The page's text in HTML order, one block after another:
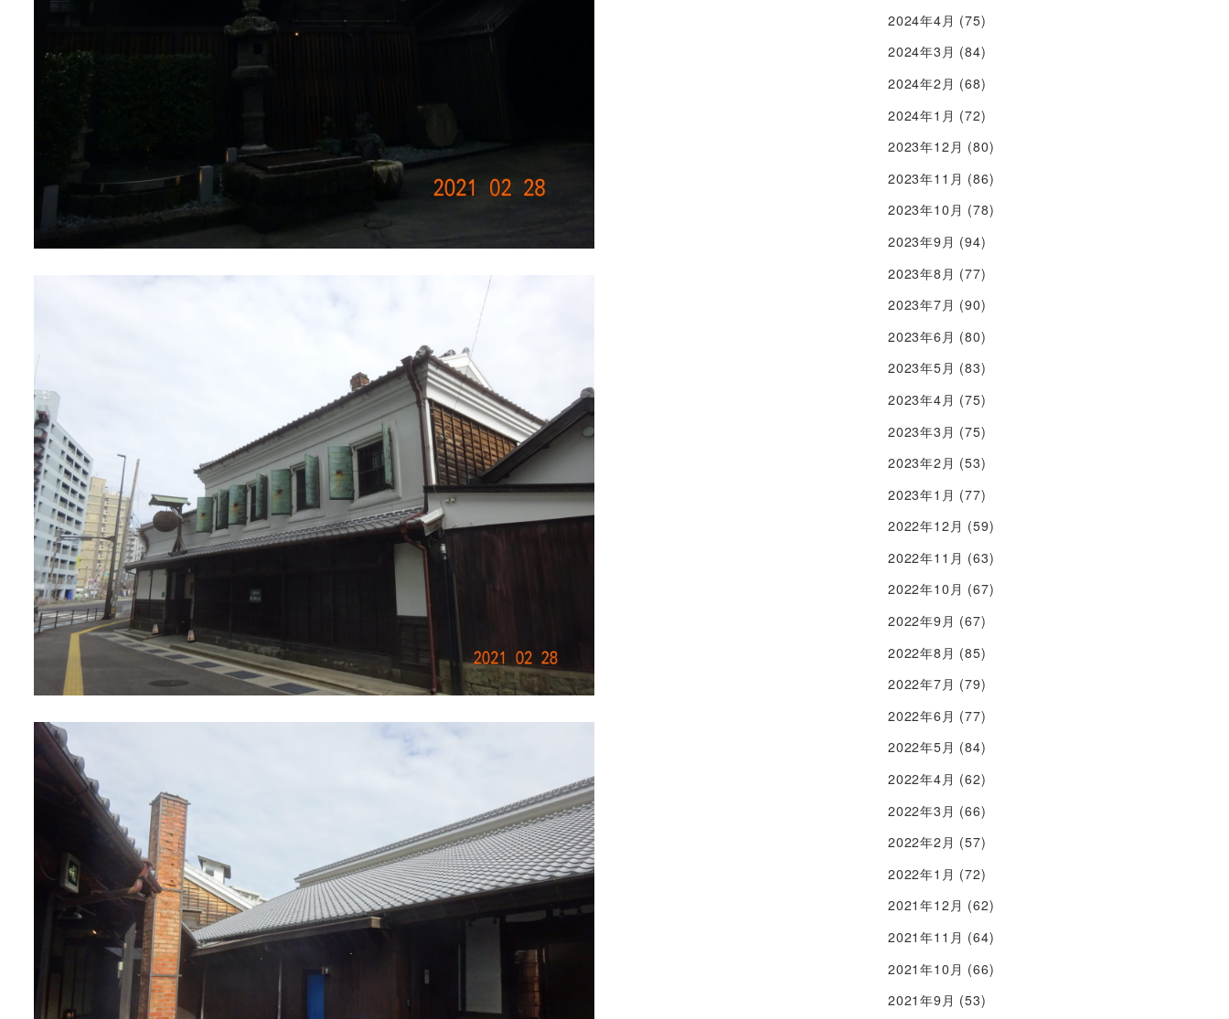
2024年4月 (75)
2024年3月 (84)
2024年2月 (68)
2024年1月 (72)
2023年12月 (80)
2023年11月 (86)
2023年10月 (78)
2023年9月 (94)
2023年8月 (77)
2023年7月 (90)
2023年6月 (80)
2023年5月 (83)
2023年4月 (75)
2023年3月 (75)
2023年2月 (53)
2023年1月 (77)
2022年12月 (59)
2022年11月 (63)
2022年10月 (67)
2022年9月 (67)
2022年8月 (85)
2022年7月 (79)
2022年6月 (77)
2022年5月 (84)
2022年4月 (62)
2022年3月 (66)
2022年2月 (57)
2022年1月 (72)
2021年12月 (62)
2021年11月 (64)
2021年10月 (66)
2021年9月 (53)